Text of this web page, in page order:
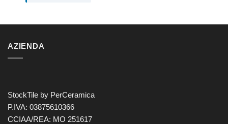
AZIENDA
StockTile by PerCeramica
P.IVA: 03875610366
CCIAA/REA: MO 251617